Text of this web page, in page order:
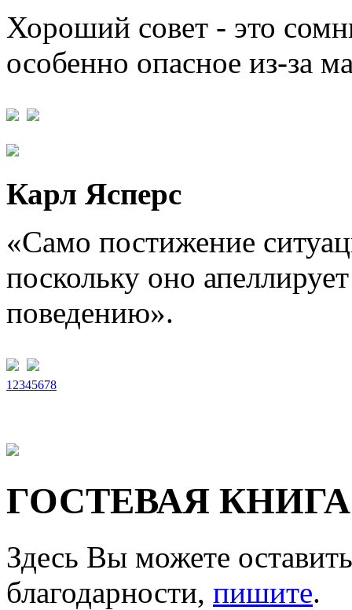
Хороший совет - это
особенно опасное из-за
Карл Ясперс
«Само постижение
поскольку оно
поведению».
1 2345678
ГОСТЕВАЯ КНИГА
Здесь Вы можете
благодарности, пишите.